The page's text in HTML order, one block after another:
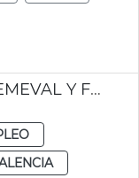
Valencia activa convenio FEMEVAL Y FEMPA